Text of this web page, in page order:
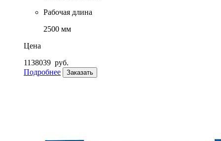
Рабочая длина
2500 мм
Цена
1138039 руб.
Подробнее
Заказать